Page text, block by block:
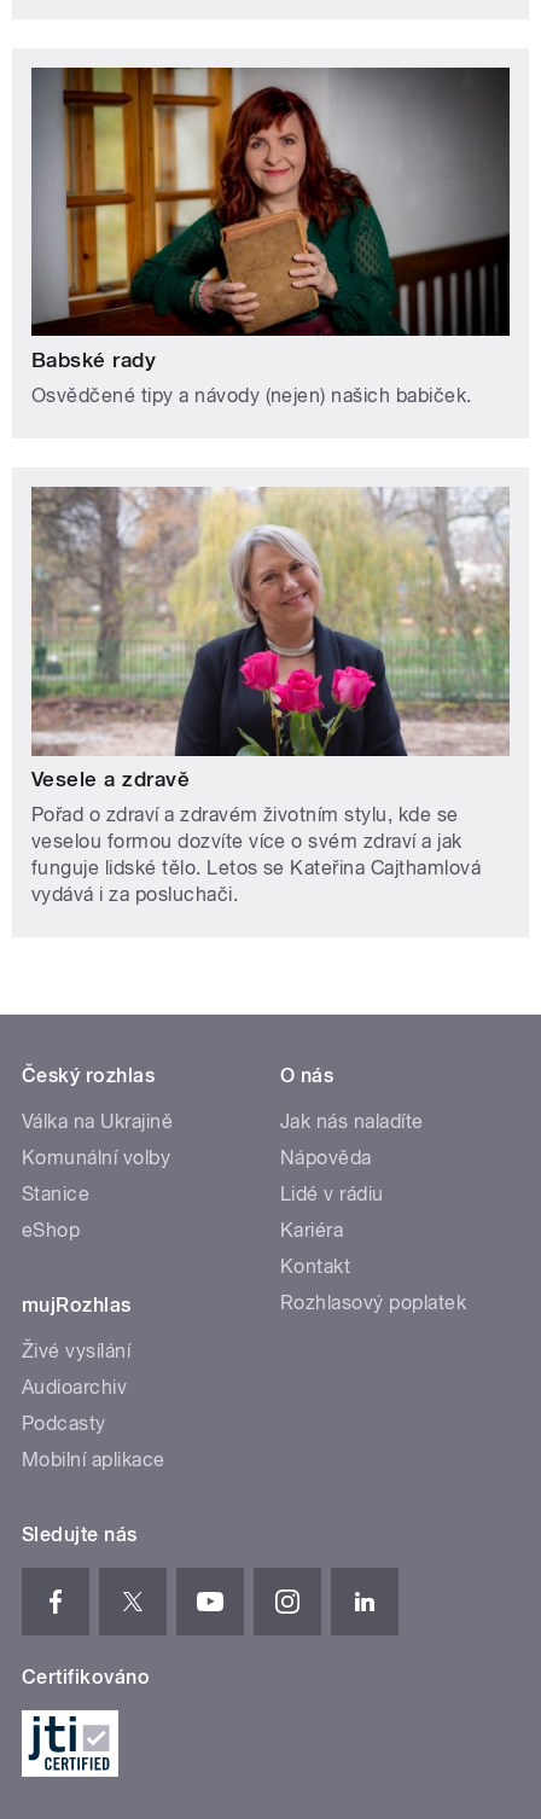
Babské rady
Osvědčené tipy a návody (nejen) našich babiček.
Vesele a zdravě
Pořad o zdraví a zdravém životním stylu, kde se
veselou formou dozvíte více o svém zdraví a jak
funguje lidské tělo. Letos se Kateřina Cajthamlová
vydává i za posluchači.
Český rozhlas
Válka na Ukrajině
Komunální volby
Stanice
eShop
mujRozhlas
Živé vysílání
Audioarchiv
Podcasty
Mobilní aplikace
O nás
Jak nás naladíte
Nápověda
Lidé v rádiu
Kariéra
Kontakt
Rozhlasový poplatek
Sledujte nás
Certifikováno